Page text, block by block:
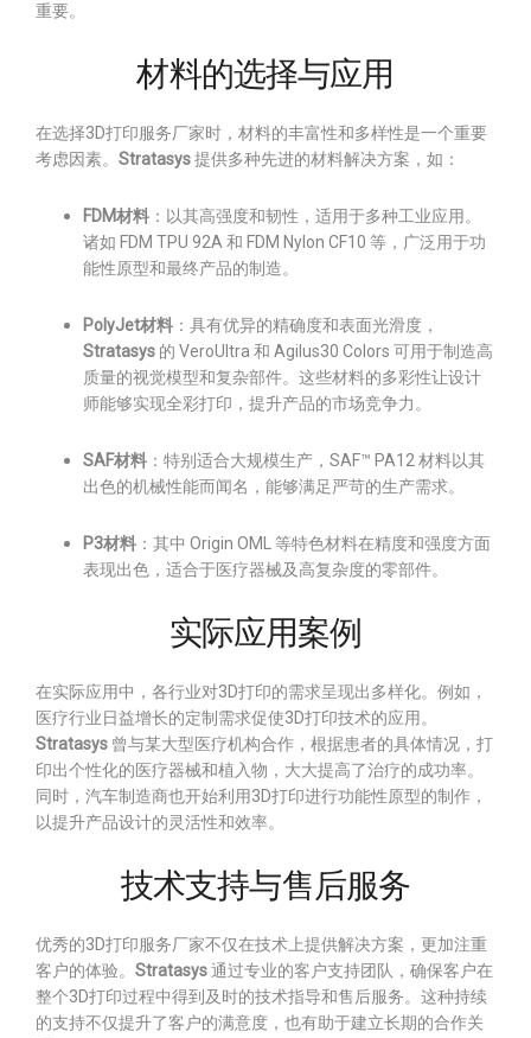
重要。
材料的选择与应用
在选择3D打印服务厂家时，材料的丰富性和多样性是一个重要
考虑因素。 Stratasys提供多种先进的材料解决方案，如：
FDM材料 ：以其高强度和韧性，适用于多种工业应用。
诸如 FDM TPU 92A 和 FDM Nylon CF10 等，广泛用于功
能性原型和最终产品的制造。
PolyJet材料 ：具有优异的精确度和表面光滑度，
Stratasys 的 VeroUltra 和 Agilus30 Colors 可用于制造高
质量的视觉模型和复杂部件。这些材料的多彩性让设计
师能够实现全彩打印，提升产品的市场竞争力。
SAF材料 ：特别适合大规模生产，SAF™ PA12 材料以其
出色的机械性能而闻名，能够满足严苛的生产需求。
P3材料 ：其中 Origin OML 等特色材料在精度和强度方面
表现出色，适合于医疗器械及高复杂度的零部件。
实际应用案例
在实际应用中，各行业对3D打印的需求呈现出多样化。例如，
医疗行业日益增长的定制需求促使3D打印技术的应用。
Stratasys 曾与某大型医疗机构合作，根据患者的具体情况，打
印出个性化的医疗器械和植入物，大大提高了治疗的成功率。
同时，汽车制造商也开始利用3D打印进行功能性原型的制作，
以提升产品设计的灵活性和效率。
技术支持与售后服务
优秀的3D打印服务厂家不仅在技术上提供解决方案，更加注重
客户的体验。 Stratasys通过专业的客户支持团队，确保客户在
整个3D打印过程中得到及时的技术指导和售后服务。这种持续
的支持不仅提升了客户的满意度，也有助于建立长期的合作关